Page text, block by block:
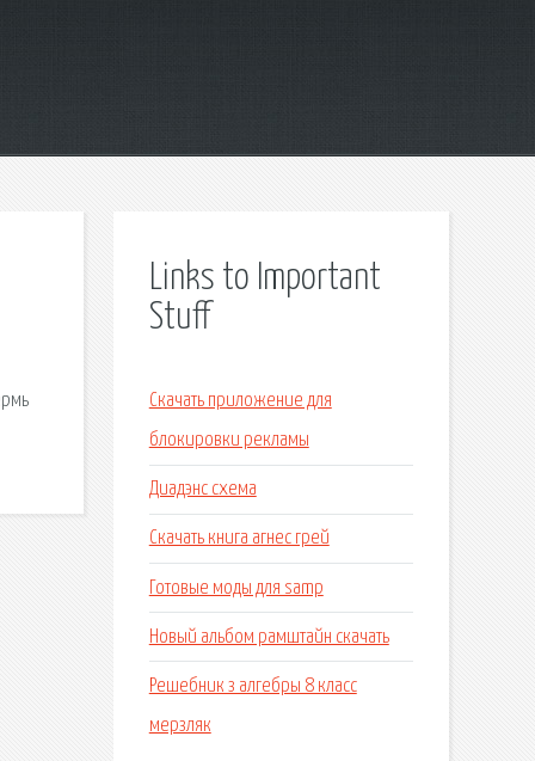
Links to Important
Stuff
Скачать приложение для
блокировки рекламы
Диадэнс схема
Скачать книга агнес грей
Готовые моды для samp
Новый альбом рамштайн скачать
Решебник з алгебры 8 класс
мерзляк